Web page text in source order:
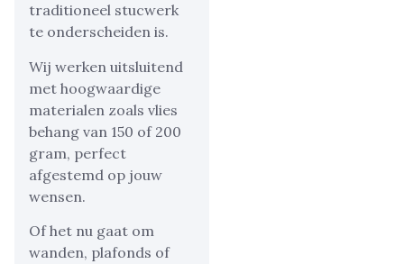
traditioneel stucwerk
te onderscheiden is.
Wij werken uitsluitend
met hoogwaardige
materialen zoals vlies
behang van 150 of 200
gram, perfect
afgestemd op jouw
wensen.
Of het nu gaat om
wanden, plafonds of